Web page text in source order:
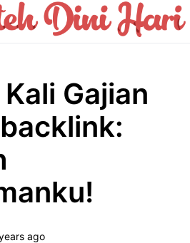
Gajian
ago